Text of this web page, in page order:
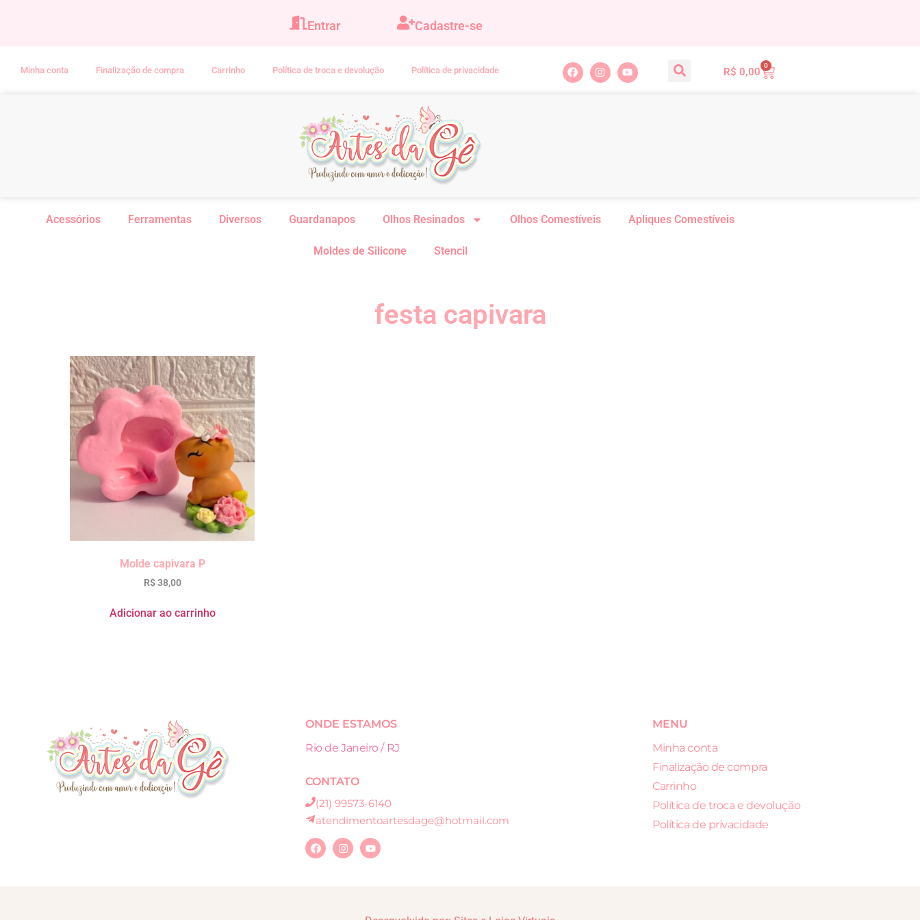
Entrar Cadastre-se
Minha conta Finalização de compra Carrinho Política de troca e devolução Política de privacidade R$ 0,00
0
Acessórios Ferramentas Diversos Guardanapos Olhos Resinados Olhos Comestíveis Apliques Comestíveis
Moldes de Silicone Stencil
festa capivara
Molde capivara P
R$38,00
Adicionar ao carrinho
ONDE ESTAMOS
Rio de Janeiro / RJ
CONTATO
(21) 99573-6140
atendimentoartesdage@hotmail.com
MENU
Minha conta
Finalização de compra
Carrinho
Política de troca e devolução
Política de privacidade